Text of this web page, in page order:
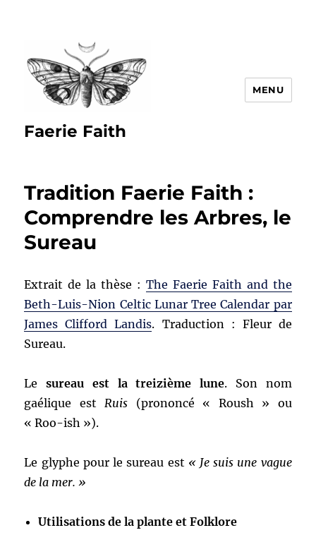
Faerie Faith
MENU
Tradition Faerie Faith :
Comprendre les Arbres, le
Sureau
Extrait de la thèse : The Faerie Faith and the
Beth-Luis-Nion Celtic Lunar Tree Calendar par
James Clifford Landis. Traduction : Fleur de
Sureau.
Lesureau est la treizième lune. Son nom
gaélique est Ruis (prononcé « Roush » ou
« Roo-ish »).
Le glyphe pour le sureau est « Je suis une vague
de la mer. »
Utilisations de la plante et Folklore